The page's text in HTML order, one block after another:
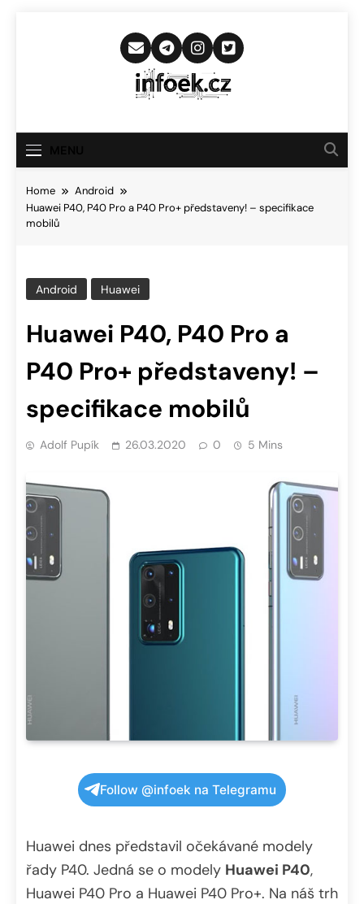
Infoek.cz
Novinkám
Home
Android
Huawei P40, P40 Pro a P40 Pro+ představeny! – specifikace
mobilů
Android Huawei
Huawei P40, P40 Pro a
P40 Pro+ představeny! –
specifikace mobilů
Adolf Pupík 26.03.2020 0 5 Mins
Follow @infoek na Telegramu
Huawei dnes představil očekávané modely
řady P40. Jedná se o modely Huawei P40,
Huawei P40 Pro a Huawei P40 Pro+. Na náš trh